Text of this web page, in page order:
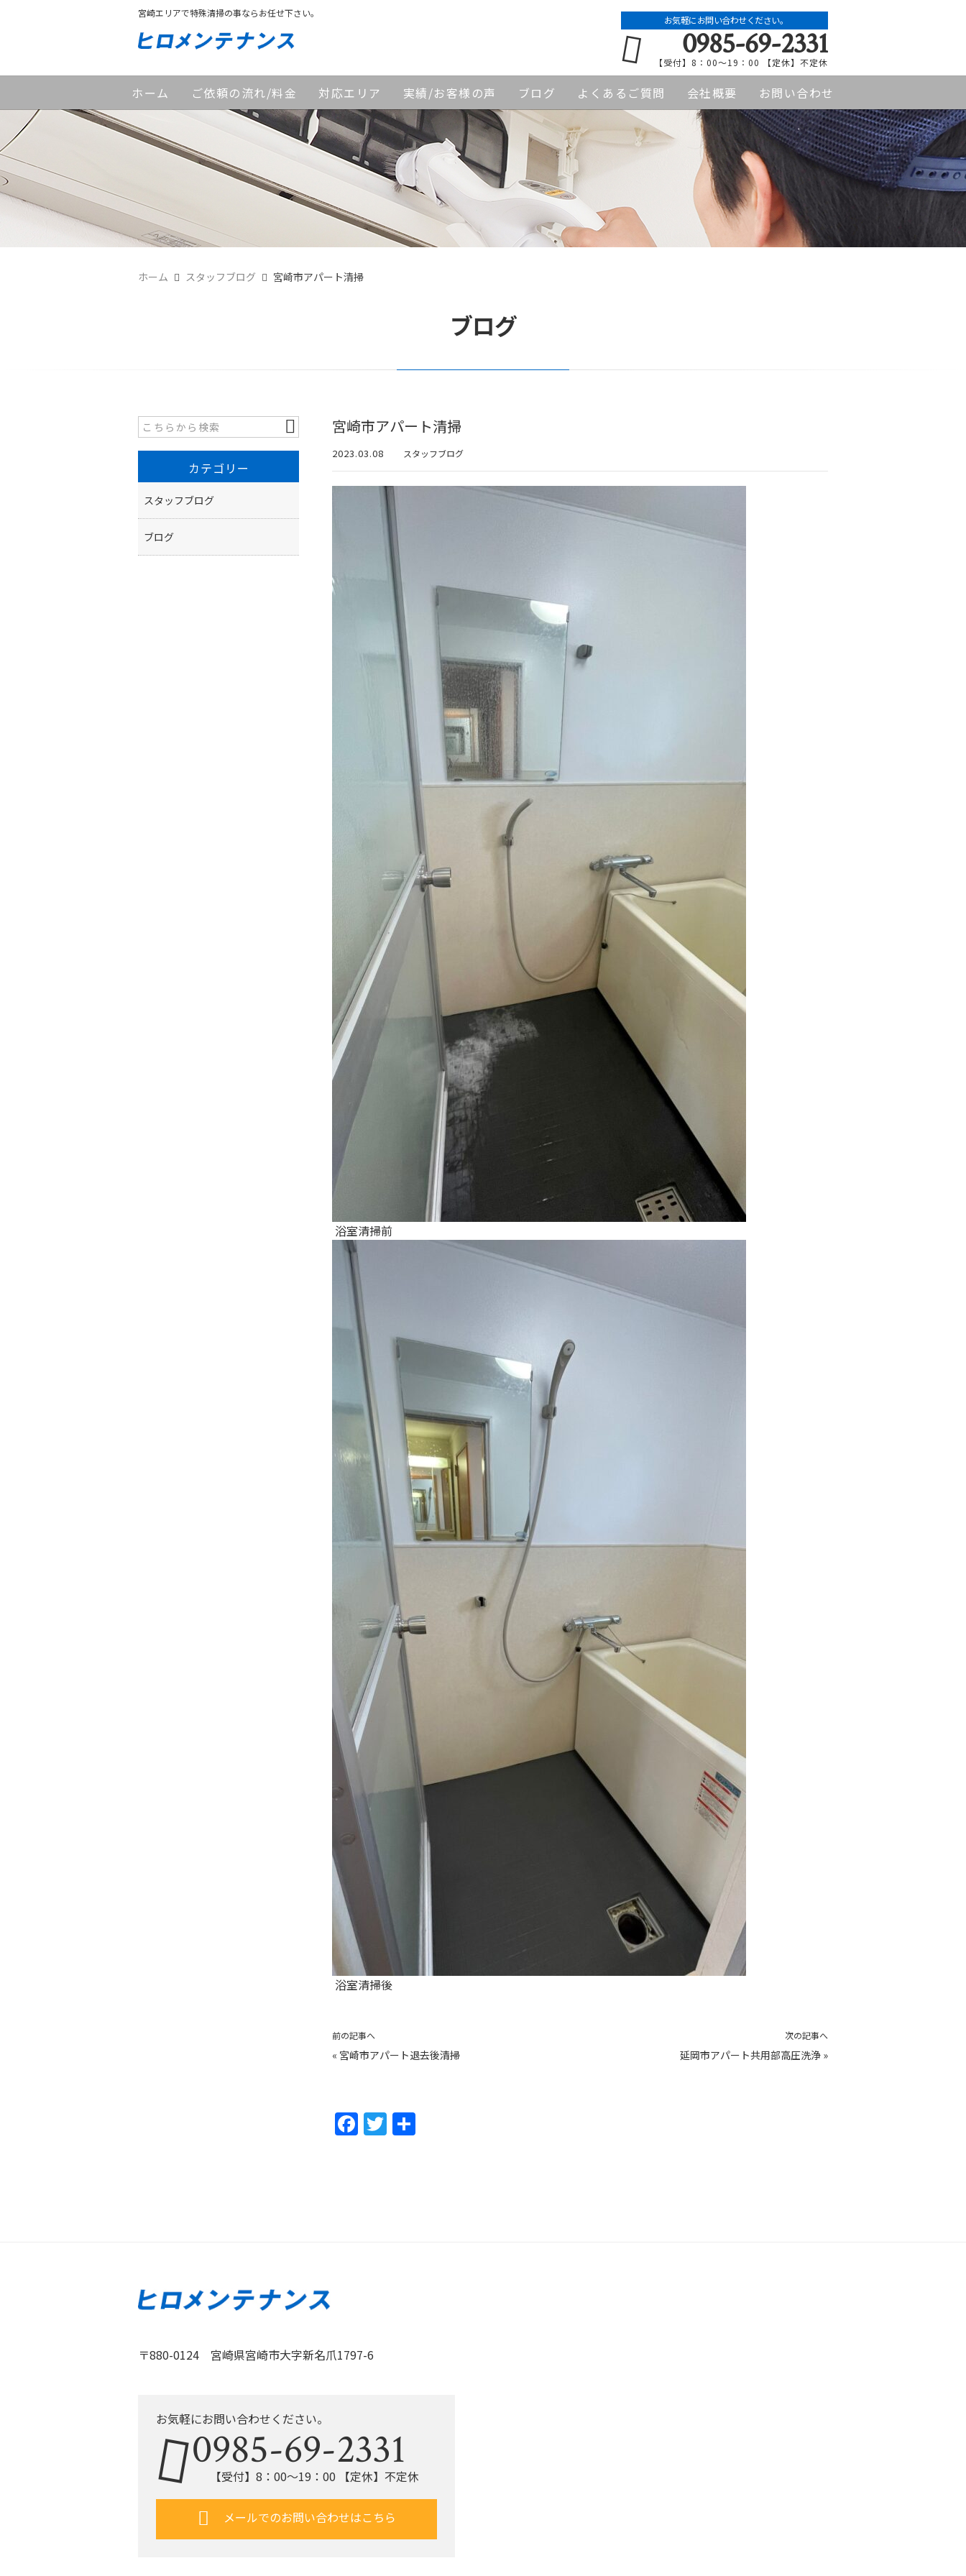
宮崎エリアで特殊清掃の事ならお任せ下さい。
お気軽にお問い合わせください。
0985-69-2331
【受付】8：00〜19：00 【定休】不定休
ホーム ご依頼の流れ/料金 対応エリア 実績/お客様の声 ブログ よくあるご質問 会社概要 お問い合わせ
ホーム スタッフブログ 宮崎市アパート清掃
ブログ
宮崎市アパート清掃
2023.03.08 スタッフブログ
浴室清掃前
浴室清掃後
前の記事へ
« 宮崎市アパート退去後清掃
次の記事へ
延岡市アパート共用部高圧洗浄 »
F T
カテゴリー
スタッフブログ
ブログ
〒880-0124 宮崎県宮崎市大字新名爪1797-6
お気軽にお問い合わせください。
0985-69-2331
【受付】8：00〜19：00 【定休】不定休
メールでのお問い合わせはこちら